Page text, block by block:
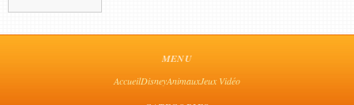
MENU
AccueilDisneyAnimauxJeux Vidéo